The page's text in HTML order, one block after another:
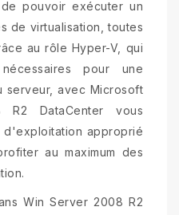
pouvoir exécuter un
de virtualisation, toutes
au rôle Hyper-V, qui
pour une
serveur, avec Microsoft
R2 DataCenter vous
approprié
au maximum des
Win Server 2008 R2